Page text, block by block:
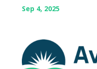
Sep 4, 2025